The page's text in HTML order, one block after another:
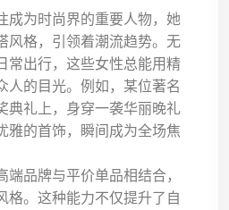
成为时尚界的重要人物，她
风格，引领着潮流趋势。无
常出行，这些女性总能用精
人的目光。例如，某位著名
典礼上，身穿一袭华丽晚礼
雅的首饰，瞬间成为全场焦
品牌与平价单品相结合，
格。这种能力不仅提升了自